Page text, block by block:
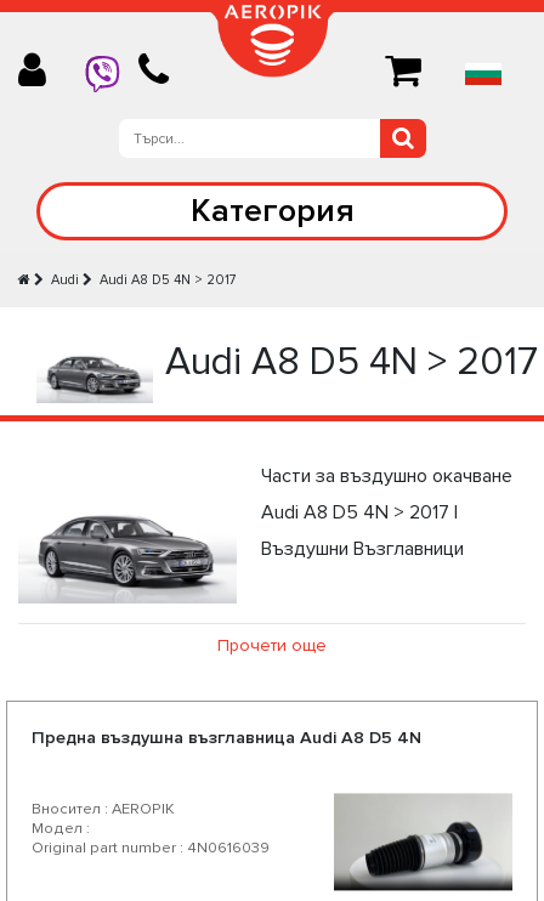
Категория
Audi Audi А8 D5 4N > 2017
Audi А8 D5 4N > 2017
Части за въздушно окачване
Audi А8 D5 4N > 2017 |
Въздушни Възглавници
Прочети още
Предна въздушна възглавница Audi А8 D5 4N
Вносител : AEROPIK
Модел :
Original part number : 4N0616039